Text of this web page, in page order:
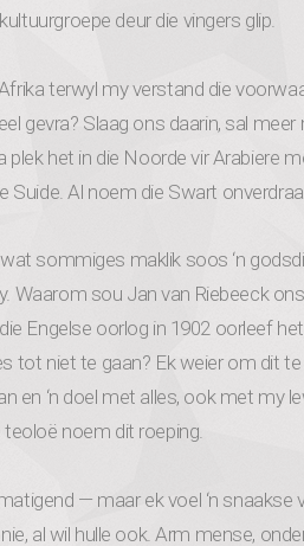
deur die vingers glip.
terwyl my verstand die
gevra? Slaag ons daarin, sal
plek het in die Noorde vir Arabiere
Suide. Al noem die Swart
wat sommiges maklik soos ‘n
Waarom sou Jan van Riebeeck
Engelse oorlog in 1902 oorleef
tot niet te gaan? Ek weier om dit
en ‘n doel met alles, ook met my
noem dit roeping.
— maar ek voel ‘n
al wil hulle ook. Arm mense,